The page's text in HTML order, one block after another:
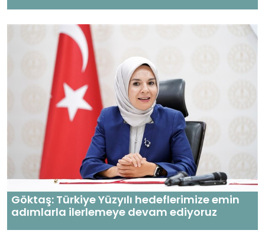
Göktaş: Türkiye Yüzyılı hedeflerimize emin
adımlarla ilerlemeye devam ediyoruz